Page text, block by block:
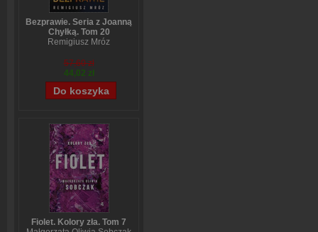
Bezprawie. Seria z Joanną
Chyłką. Tom 20
Remigiusz Mróz
57,60 zł
44,02 zł
Fiolet. Kolory zła. Tom 7